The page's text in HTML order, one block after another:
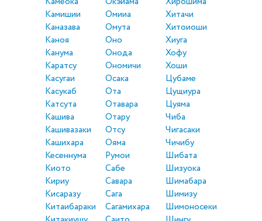
Камишии
Каназава
Каноя
Канума
Каратсу
Касугаи
Касукаб
Катсута
Кашива
Кашивазаки
Кашихара
Кесеннума
Киото
Кириу
Кисаразу
Китаибараки
Омииа
Омута
Оно
Онода
Ономичи
Осака
Ота
Отавара
Отару
Отсу
Ояма
Румои
Сабе
Савара
Сага
Сагамихара
Хитачи
Хитоиоши
Хиуга
Хофу
Хоши
Цубаме
Цущиура
Цуяма
Чиба
Чигасаки
Чичибу
Шибата
Шизуока
Шимабара
Шимизу
Шимоносеки